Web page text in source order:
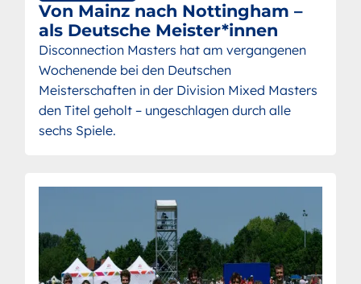
Von Mainz nach Nottingham –
als Deutsche Meister*innen
Disconnection Masters hat am vergangenen
Wochenende bei den Deutschen
Meisterschaften in der Division Mixed Masters
den Titel geholt – ungeschlagen durch alle
sechs Spiele.